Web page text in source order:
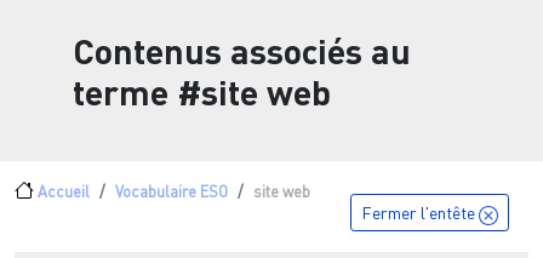
Contenus associés au
terme #site web
Fil d'Ariane
Accueil Vocabulaire ESO site web
Fermer l'entête